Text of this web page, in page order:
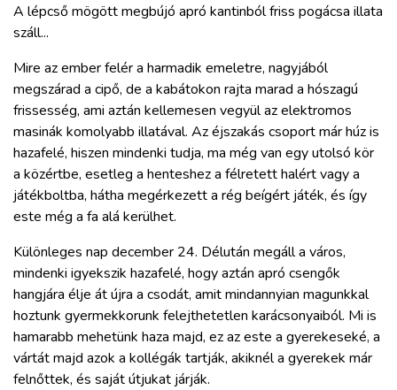
A lépcső mögött megbújó apró kantinból friss pogácsa illata
száll...
Mire az ember felér a harmadik emeletre, nagyjából
megszárad a cipő, de a kabátokon rajta marad a hószagú
frissesség, ami aztán kellemesen vegyül az elektromos
masinák komolyabb illatával. Az éjszakás csoport már húz is
hazafelé, hiszen mindenki tudja, ma még van egy utolsó kör
a közértbe, esetleg a henteshez a félretett halért vagy a
játékboltba, hátha megérkezett a rég beígért játék, és így
este még a fa alá kerülhet.
Különleges nap december 24. Délután megáll a város,
mindenki igyekszik hazafelé, hogy aztán apró csengők
hangjára élje át újra a csodát, amit mindannyian magunkkal
hoztunk gyermekkorunk felejthetetlen karácsonyaiból. Mi is
hamarabb mehetünk haza majd, ez az este a gyerekeseké, a
vártát majd azok a kollégák tartják, akiknél a gyerekek már
felnőttek, és saját útjukat járják.